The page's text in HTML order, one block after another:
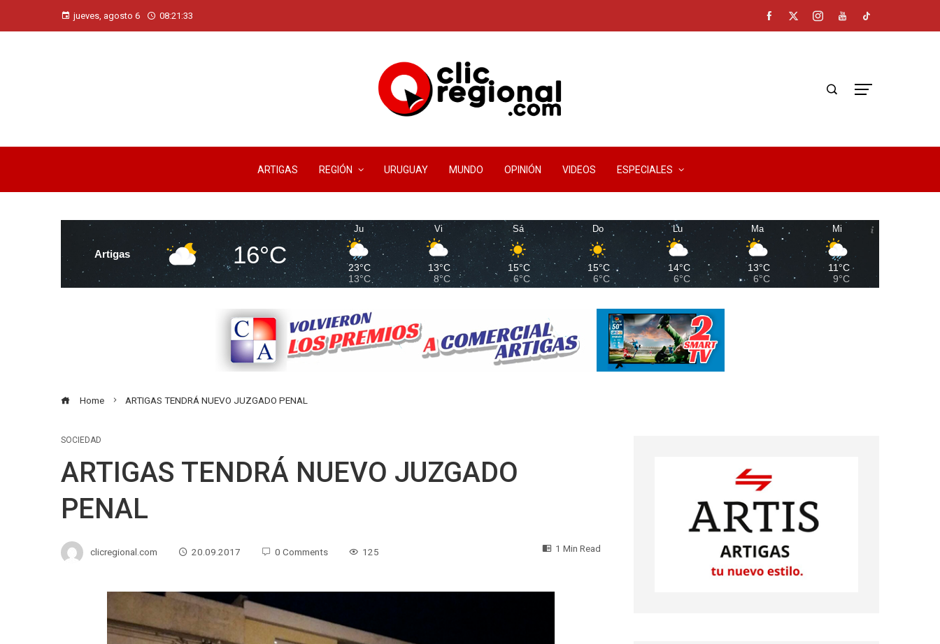
jueves, agosto 6 08:21:34
ARTIGAS REGIÓN URUGUAY MUNDO OPINIÓN VIDEOS ESPECIALES
Artigas 16°C
Ju
23°C
13°C
Vi
13°C
8°C
Sá
15°C
6°C
Do
15°C
6°C
Lu
14°C
6°C
Ma
13°C
6°C
Mi
11°C
9°C
Home ARTIGAS TENDRÁ NUEVO JUZGADO PENAL
SOCIEDAD
ARTIGAS TENDRÁ NUEVO JUZGADO
PENAL
clicregional.com 20.09.2017 0 Comments 125 1 Min Read